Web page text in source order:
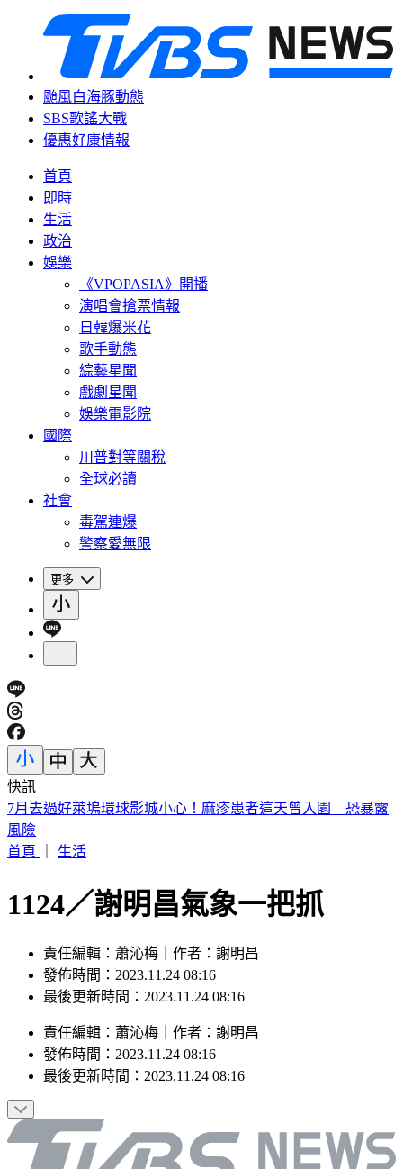
颱風白海豚動態
SBS歌謠大戰
優惠好康情報
首頁
即時
生活
政治
娛樂
《VPOPASIA》開播
演唱會搶票情報
日韓爆米花
歌手動態
綜藝星聞
戲劇星聞
娛樂電影院
國際
川普對等關稅
全球必讀
社會
毒駕連爆
警察愛無限
更多
快訊
快訊／宜蘭2層樓民宅起火「全面燃燒」 2童急逃
首頁
1124／謝明昌氣象一把抓
發佈時間：2023.11.24 08:16
最後更新時間：2023.11.24 08:16
發佈時間： 2023.11.24 08:16
最後更新時間：2023.11.24 08:16